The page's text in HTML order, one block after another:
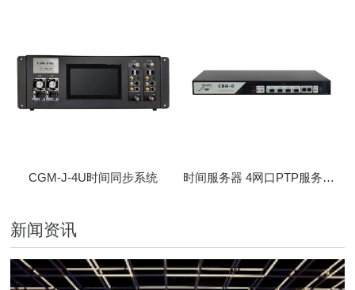
CGM-J-4U时间同步系统 时间服务器 4网口PTP服务器 CBM-D-40
新闻资讯